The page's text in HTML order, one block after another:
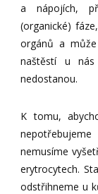
a nápojích,
(organické)
orgánů a
naštěstí u
nedostanou.
K tomu,
nemusíme
erytrocytech.
odstřihneme u